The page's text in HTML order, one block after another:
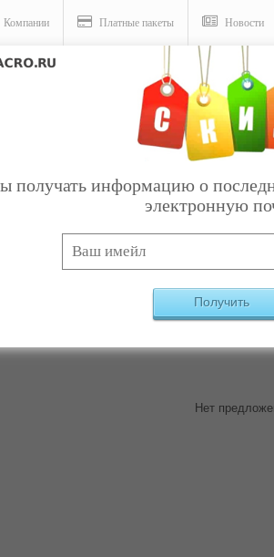
Компании Платные пакеты Новости
Услуги
Липовая Долина Найдено:0
Нет
получать информацию о
электронную
Получить